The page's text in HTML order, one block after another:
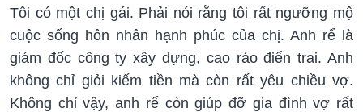
Tôi có một chị gái. Phải nói rằng tôi rất ngưỡng mộ
cuộc sống hôn nhân hạnh phúc của chị. Anh rể là
giám đốc công ty xây dựng, cao ráo điển trai. Anh
không chỉ giỏi kiếm tiền mà còn rất yêu chiều vợ.
Không chỉ vậy, anh rể còn giúp đỡ gia đình vợ rất